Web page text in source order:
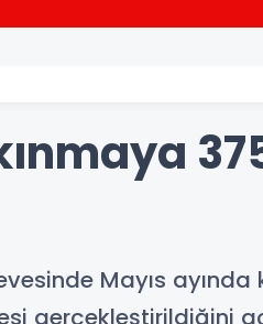
Mayıs
gerçekleştirildiğini